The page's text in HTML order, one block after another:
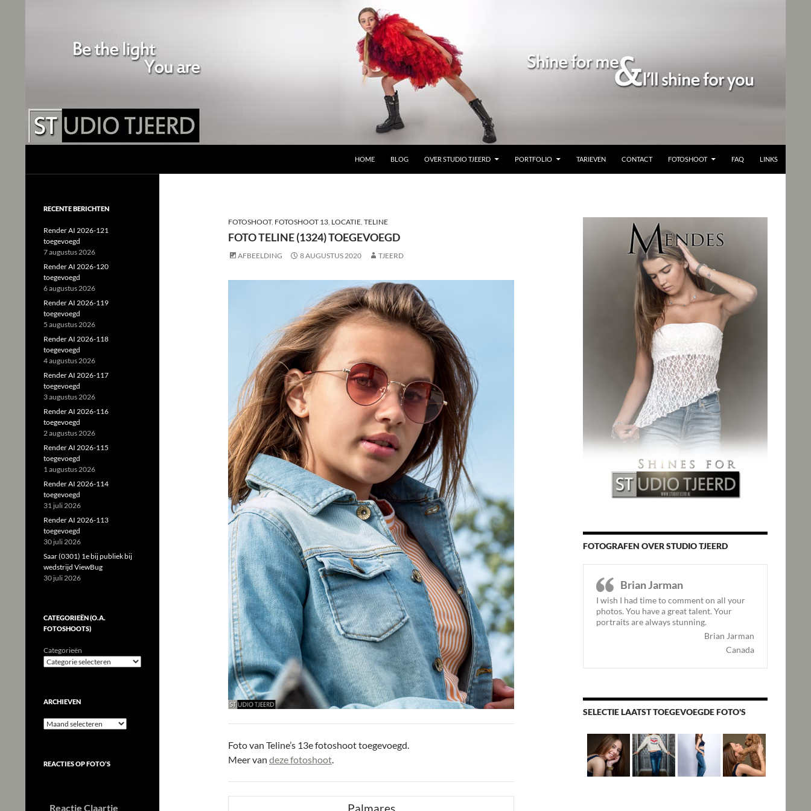
HOME
BLOG OVER STUDIO TJEERD PORTFOLIO TARIEVEN CONTACT FOTOSHOOT FAQ LINKS
FOTOSHOOT, FOTOSHOOT 13, LOCATIE, TELINE
FOTO TELINE (1324) TOEGEVOEGD
AFBEELDING 8 AUGUSTUS 2020 TJEERD
Foto van Teline’s 13e fotoshoot toegevoegd.
Meer van deze fotoshoot
FOTOGRAFEN OVER STUDIO TJEERD
Brian Jarman
I wish I had time to comment on all your
photos. You have a great talent. Your
portraits are always stunning.
Brian Jarman
Canada
SELECTIE LAATST TOEGEVOEGDE FOTO'S
RECENTE BERICHTEN
Render AI 2026-121
toegevoegd
7 augustus 2026
Render AI 2026-120
toegevoegd
6 augustus 2026
Render AI 2026-119
toegevoegd
5 augustus 2026
Render AI 2026-118
toegevoegd
4 augustus 2026
Render AI 2026-117
toegevoegd
3 augustus 2026
Render AI 2026-116
toegevoegd
2 augustus 2026
Render AI 2026-115
toegevoegd
1 augustus 2026
Render AI 2026-114
toegevoegd
31 juli 2026
Render AI 2026-113
toegevoegd
30 juli 2026
Saar (0301) 1e bij publiek bij
wedstrijd ViewBug
30 juli 2026
CATEGORIEËN (O.A.
FOTOSHOOTS)
Categorieën
ARCHIEVEN
Archieven
REACTIES OP FOTO’S
Reactie Claartje